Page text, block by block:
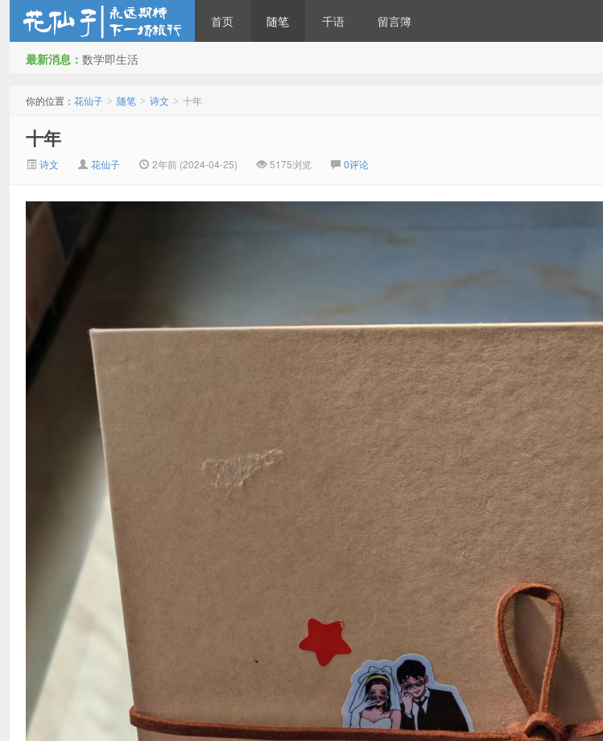
首页 随笔 千语 留言簿
最新消息： 数学即生活
你的位置： 花仙子 > 随笔 > 诗文 > 十年
十年
诗文 花仙子 2年前 (2024-04-25) 5175浏览 0评论